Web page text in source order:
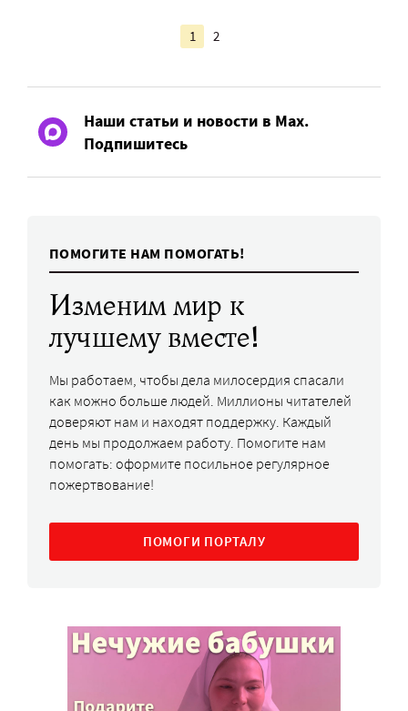
1 2
Наши статьи и новости в Max.
Подпишитесь
ПОМОГИТЕ НАМ ПОМОГАТЬ!
Изменим мир к
лучшему вместе!
Мы работаем, чтобы дела милосердия спасали
как можно больше людей. Миллионы читателей
доверяют нам и находят поддержку. Каждый
день мы продолжаем работу. Помогите нам
помогать: оформите посильное регулярное
пожертвование!
ПОМОГИ ПОРТАЛУ